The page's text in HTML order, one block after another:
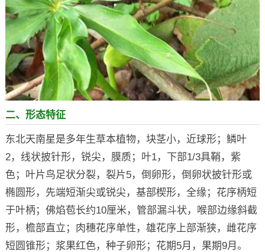
二、形态特征
东北天南星是多年生草本植物，块茎小，近球形；鳞叶
2，线状披针形，锐尖，膜质；叶1，下部1/3具鞘，紫
色；叶片鸟足状分裂，裂片5，倒卵形，倒卵状披针形或
椭圆形，先端短渐尖或锐尖，基部楔形，全缘；花序柄短
于叶柄；佛焰苞长约10厘米，管部漏斗状，喉部边缘斜截
形，檐部直立；肉穗花序单性，雄花序上部渐狭，雌花序
短圆锥形；浆果红色，种子卵形；花期5月，果期9月。